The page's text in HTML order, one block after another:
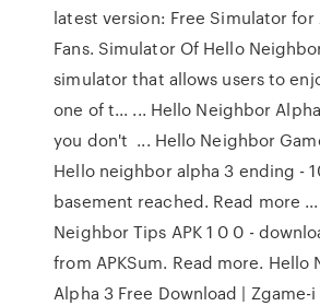
latest version: Free Simulator
Fans. Simulator Of Hello
simulator that allows users to
one of t... ... Hello Neighbor
you don't ... Hello Neighbor
Hello neighbor alpha 3 ending -
basement reached. Read more
Neighbor Tips APK 1 0 0 -
from APKSum. Read more. Hello
Alpha 3 Free Download | Zgame-i